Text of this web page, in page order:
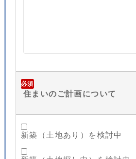
必須
住まいのご計画について
新築（土地あり）を検討中